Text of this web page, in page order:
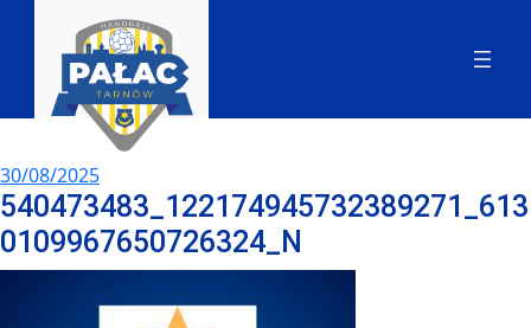
30/08/2025
540473483_122174945732389271_613
0109967650726324_N